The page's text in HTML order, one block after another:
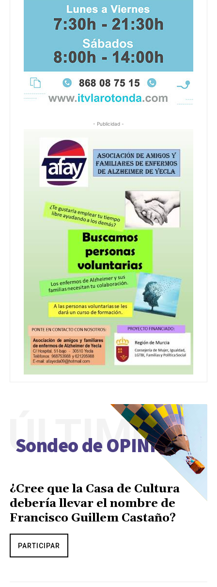
- Publicidad -
Sondeo de OPINIÓN
ÚLTIMO
¿Cree que la Casa de Cultura
debería llevar el nombre de
Francisco Guillem Castaño?
PARTICIPAR